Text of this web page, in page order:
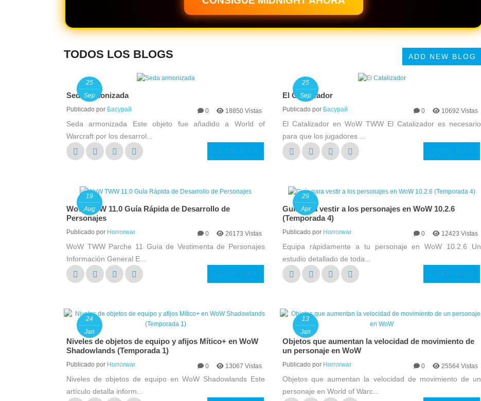
TODOS LOS BLOGS ADD NEW BLOG
25
Sep
Seda armonizada
Publicado por Басурай 0 18850 Vistas
Seda armonizada Este objeto fue añadido a World of
Warcraft por los desarrol...
LEER MÁS
25
Sep
El Catalizador
Publicado por Басурай 0 10692 Vistas
El Catalizador en WoW TWW El Catalizador es necesario
para que los jugadores ...
LEER MÁS
19
Aug
WoW TWW 11.0 Guía Rápida de Desarrollo de
Personajes
Publicado por Horrorwar 0 26173 Vistas
WoW TWW Parche 11 Guía de Vestimenta de Personajes
Información General E...
LEER MÁS
29
Apr
Guía para vestir a los personajes en WoW 10.2.6
(Temporada 4)
Publicado por Horrorwar 0 12423 Vistas
Equipa rápidamente a tu personaje en WoW 10.2.6 Un
estudio detallado de toda...
LEER MÁS
24
Jan
Niveles de objetos de equipo y afijos Mítico+ en WoW
Shadowlands (Temporada 1)
Publicado por Horrorwar 0 13067 Vistas
Niveles de objetos de equipo en WoW Shadowlands Este
artículo detalla inform...
13
Jan
Objetos que aumentan la velocidad de movimiento de
un personaje en WoW
Publicado por Horrorwar 0 25564 Vistas
Objetos que aumentan la velocidad de movimiento de un
personaje en World of Warc...